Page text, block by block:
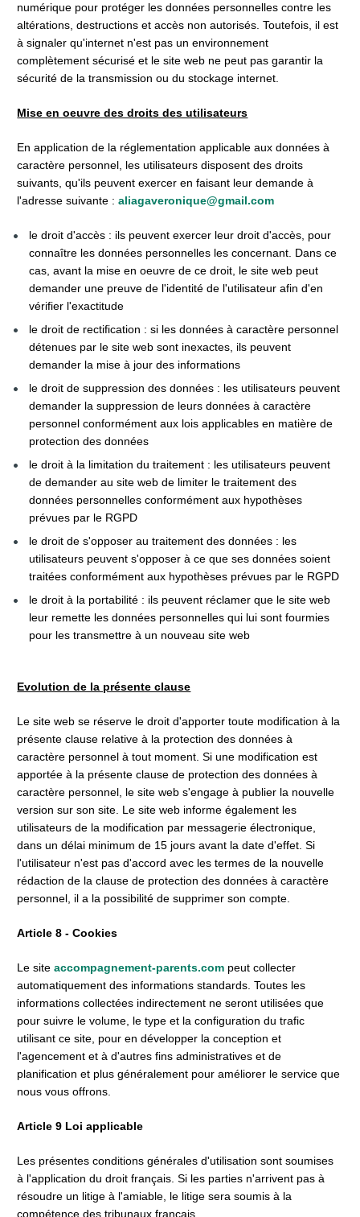
numérique pour protéger les données personnelles contre les
altérations, destructions et accès non autorisés. Toutefois, il est
à signaler qu'internet n'est pas un environnement
complètement sécurisé et le site web ne peut pas garantir la
sécurité de la transmission ou du stockage internet.
Mise en oeuvre des droits des utilisateurs
En application de la réglementation applicable aux données à
caractère personnel, les utilisateurs disposent des droits
suivants, qu'ils peuvent exercer en faisant leur demande à
l'adresse suivante : aliagaveronique@gmail.com
le droit d'accès : ils peuvent exercer leur droit d'accès, pour
connaître les données personnelles les concernant. Dans ce
cas, avant la mise en oeuvre de ce droit, le site web peut
demander une preuve de l'identité de l'utilisateur afin d'en
vérifier l'exactitude
le droit de rectification : si les données à caractère personnel
détenues par le site web sont inexactes, ils peuvent
demander la mise à jour des informations
le droit de suppression des données : les utilisateurs peuvent
demander la suppression de leurs données à caractère
personnel conformément aux lois applicables en matière de
protection des données
le droit à la limitation du traitement : les utilisateurs peuvent
de demander au site web de limiter le traitement des
données personnelles conformément aux hypothèses
prévues par le RGPD
le droit de s'opposer au traitement des données : les
utilisateurs peuvent s'opposer à ce que ses données soient
traitées conformément aux hypothèses prévues par le RGPD
le droit à la portabilité : ils peuvent réclamer que le site web
leur remette les données personnelles qui lui sont fourmies
pour les transmettre à un nouveau site web
Evolution de la présente clause
Le site web se réserve le droit d'apporter toute modification à la
présente clause relative à la protection des données à
caractère personnel à tout moment. Si une modification est
apportée à la présente clause de protection des données à
caractère personnel, le site web s'engage à publier la nouvelle
version sur son site. Le site web informe également les
utilisateurs de la modification par messagerie électronique,
dans un délai minimum de 15 jours avant la date d'effet. Si
l'utilisateur n'est pas d'accord avec les termes de la nouvelle
rédaction de la clause de protection des données à caractère
personnel, il a la possibilité de supprimer son compte.
Article 8 - Cookies
Le site accompagnement-parents.com peut collecter
automatiquement des informations standards. Toutes les
informations collectées indirectement ne seront utilisées que
pour suivre le volume, le type et la configuration du trafic
utilisant ce site, pour en développer la conception et
l'agencement et à d'autres fins administratives et de
planification et plus généralement pour améliorer le service que
nous vous offrons.
Article 9 Loi applicable
Les présentes conditions générales d'utilisation sont soumises
à l'application du droit français. Si les parties n'arrivent pas à
résoudre un litige à l'amiable, le litige sera soumis à la
compétence des tribunaux français.